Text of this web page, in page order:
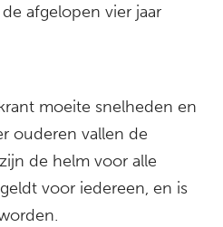
afgelopen vier jaar
moeite snelheden en
ouderen vallen de
de helm voor alle
voor iedereen, en is